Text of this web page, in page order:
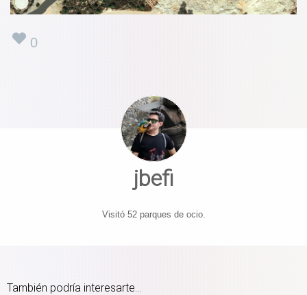
0
jbefi
Visitó 52 parques de ocio.
También podría interesarte...